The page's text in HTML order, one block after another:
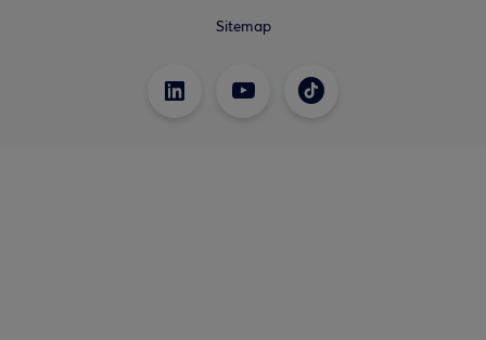
Sitemap